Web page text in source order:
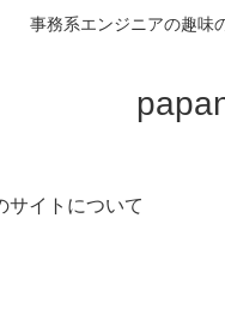
事務系エンジニアの趣味
サイトについて